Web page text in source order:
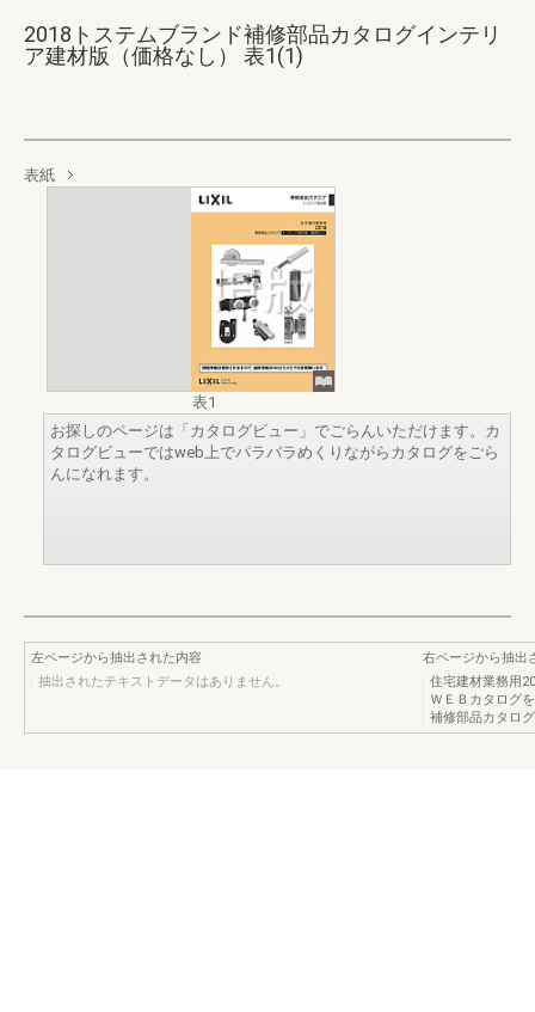
2018トステムブランド補修部品カタログインテリ
ア建材版（価格なし） 表1(1)
表紙
表1
お探しのページは「カタログビュー」でごらんいただけます。カ
タログビューではweb上でパラパラめくりながらカタログをごら
んになれます。
左ページから抽出された内容
抽出されたテキストデータはありません。
右ページから抽出
住宅建材業務用
ＷＥＢカタログ
補修部品カタロ